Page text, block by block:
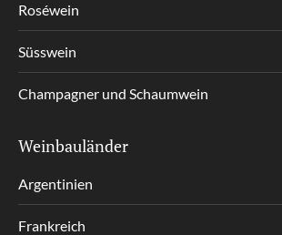
Roséwein
Süsswein
Champagner und Schaumwein
Weinbauländer
Argentinien
Frankreich